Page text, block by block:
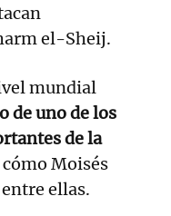
el-Sheij.
mundial
de uno de los
de la
cómo Moisés
entre ellas.